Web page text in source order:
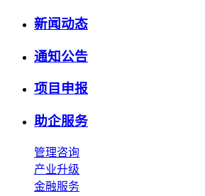
新闻动态
通知公告
项目申报
助企服务
管理咨询
产业升级
金融服务